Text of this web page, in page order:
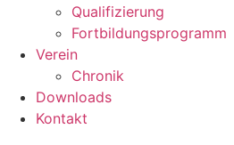
Qualifizierung
Fortbildungsprogramm
Verein
Chronik
Downloads
Kontakt